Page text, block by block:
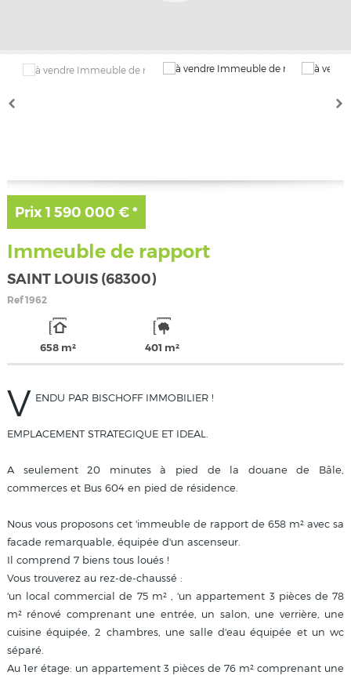
Prix1 590 000 €*
Immeuble de rapport
SAINT LOUIS (68300)
Ref1962
658 m² 401 m²
V ENDU PAR BISCHOFF IMMOBILIER !
EMPLACEMENT STRATEGIQUE ET IDEAL.
A seulement 20 minutes à pied de la douane de Bâle,
commerces et Bus 604 en pied de résidence.
Nous vous proposons cet 'immeuble de rapport de 658 m² avec sa
facade remarquable, équipée d'un ascenseur.
Il comprend 7 biens tous loués !
Vous trouverez au rez-de-chaussé :
'un local commercial de 75 m² , 'un appartement 3 pièces de 78
m² rénové comprenant une entrée, un salon, une verrière, une
cuisine équipée, 2 chambres, une salle d'eau équipée et un wc
séparé.
Au 1er étage: un appartement 3 pièces de 76 m² comprenant une